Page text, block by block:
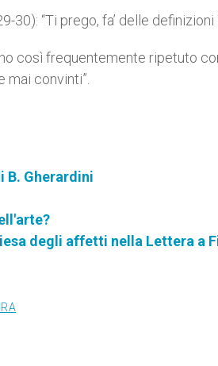
30): “Ti prego, fa’ delle
così frequentemente ripetuto
convinti”.
B. Gherardini
degli affetti nella Lettera a